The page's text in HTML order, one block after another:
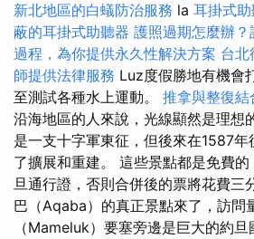
新北地區的白蟻防治服務 la 耳掛式
蔽的耳掛式助聽器 護照過期怎麼辦？
過程，為你提供永久性解決方案 台北
師提供法律服務 Luz度假勝地有機會
至測試各種水上運動。 推拿與整復結
沿海地區的人來說，光線顯然是理想
是一支十字軍東征，但後來在1587
了擴展和重建。 這些景點都是免費
旦通行證，否則合併後的票將花費三
巴（Aqaba）的真正景點來了，訪問
（Mameluk）要塞旁邊是巨大的約